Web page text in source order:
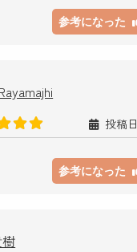
参考になった
投稿
参考になった